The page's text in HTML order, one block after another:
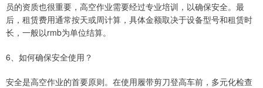
员的资质也很重要，高空作业需要经过专业培训，以确保安全。最
后，租赁费用通常按天或周计算，具体金额取决于设备型号和租赁时
长，一般以rmb为单位结算。
6、如何确保安全使用？
安全是高空作业的首要原则。在使用履带剪刀登高车前，多元化检查